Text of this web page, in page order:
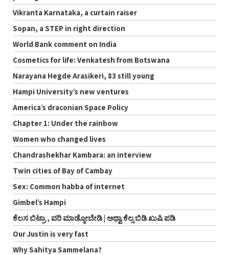
Vikranta Karnataka, a curtain raiser
Sopan, a STEP in right direction
World Bank comment on India
Cosmetics for life: Venkatesh from Botswana
Narayana Hegde Arasikeri, 83 still young
Hampi University’s new ventures
America’s draconian Space Policy
Chapter 1: Under the rainbow
Women who changed lives
Chandrashekhar Kambara: an interview
Twin cities of Bay of Cambay
Sex: Common habba of internet
Gimbel’s Hampi
ಕೆಲಸ ಬಿಟ್ರಾ , ವರಿ ಮಾಡ್ಕೋಬೇಡಿ | ಅಥ್ವಾ ಕೆಲ್ಸ ಬಿಡಿ ಖುಷಿ ಪಡಿ
Our Justin is very fast
Why Sahitya Sammelana?